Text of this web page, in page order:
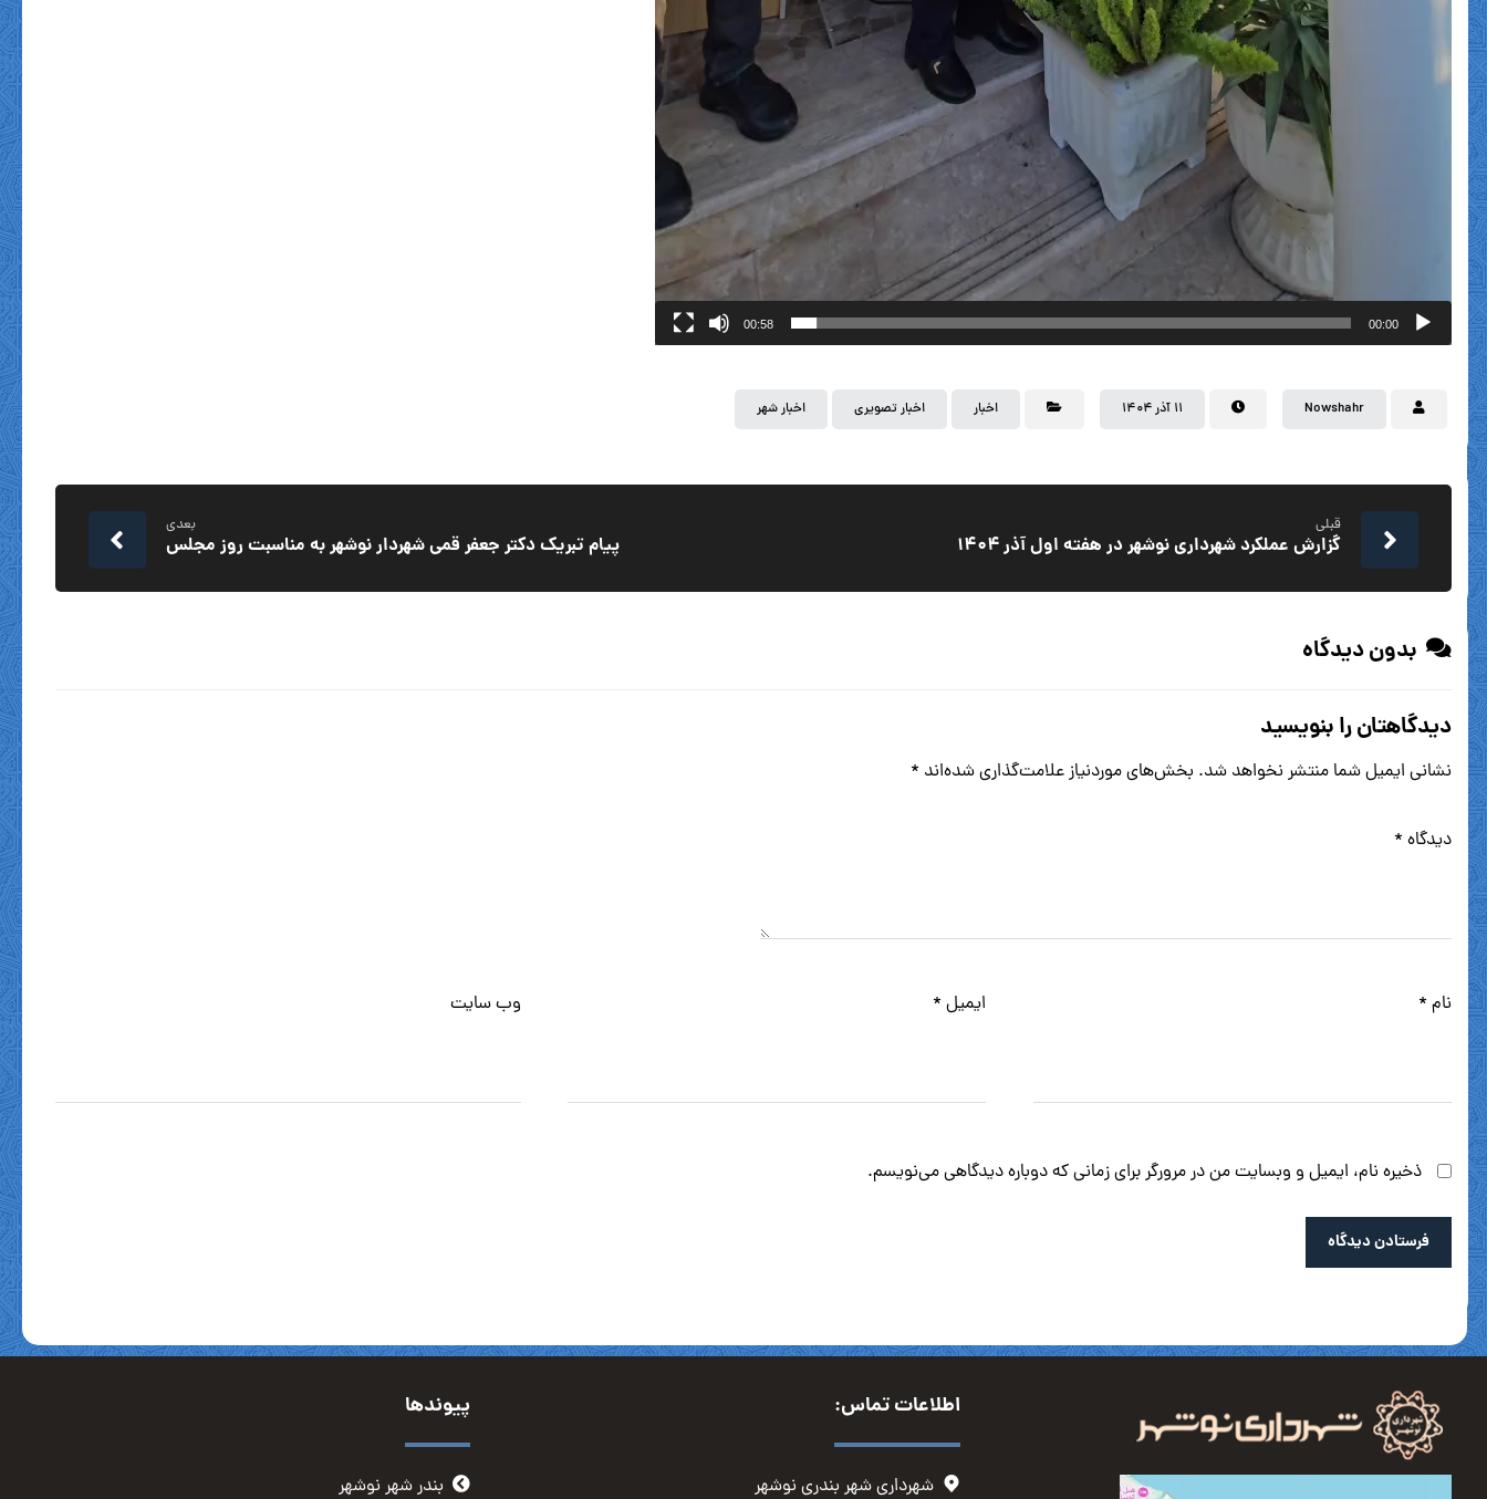
00:00
00:58
Nowshahr ۱۱ آذر ۱۴۰۴ اخبار اخبار تصویری اخبار شهر
قبلی
گزارش عملکرد شهرداری نوشهر در هفته اول آذر ۱۴۰۴
بعدی
پیام تبریک دکتر جعفر قمی شهردار نوشهر به مناسبت روز مجلس
بدون دیدگاه
دیدگاهتان را بنویسید
نشانی ایمیل شما منتشر نخواهد شد. بخش‌های موردنیاز علامت‌گذاری شده‌اند *
دیدگاه *
نام * ایمیل * وب‌ سایت
ذخیره نام، ایمیل و وبسایت من در مرورگر برای زمانی که دوباره دیدگاهی می‌نویسم.
فرستادن دیدگاه
اطلاعات تماس:
شهرداری شهر بندری نوشهر
پیوندها
بندر شهر نوشهر